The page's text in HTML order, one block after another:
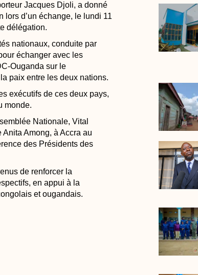
Jacques Djoli, a donné
lors d’un échange, le lundi 11
délégation.
nationaux, conduite par
échanger avec les
Ouganda sur le
paix entre les deux nations.
exécutifs de ces deux pays,
monde.
Nationale, Vital
Among, à Accra au
des Présidents des
de renforcer la
en appui à la
et ougandais.